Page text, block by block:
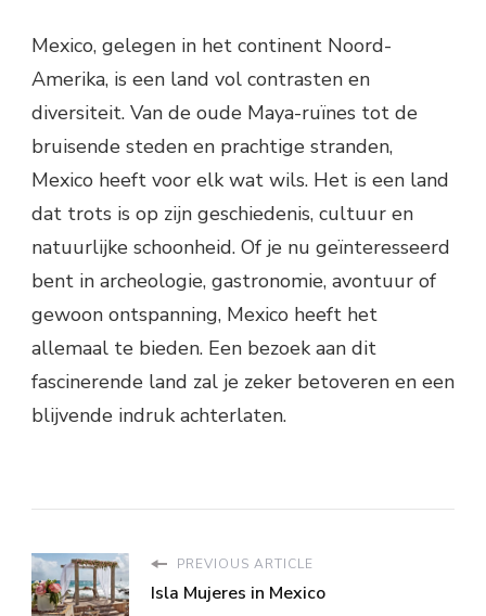
Mexico, gelegen in het continent Noord-
Amerika, is een land vol contrasten en
diversiteit. Van de oude Maya-ruïnes tot de
bruisende steden en prachtige stranden,
Mexico heeft voor elk wat wils. Het is een land
dat trots is op zijn geschiedenis, cultuur en
natuurlijke schoonheid. Of je nu geïnteresseerd
bent in archeologie, gastronomie, avontuur of
gewoon ontspanning, Mexico heeft het
allemaal te bieden. Een bezoek aan dit
fascinerende land zal je zeker betoveren en een
blijvende indruk achterlaten.
PREVIOUS ARTICLE
Isla Mujeres in Mexico